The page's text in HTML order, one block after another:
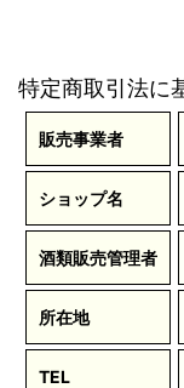
特定商取引法に
販売事業者
ショップ名
酒類販売管理者
所在地
TEL